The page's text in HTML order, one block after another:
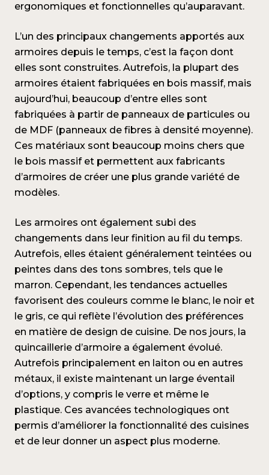
ergonomiques et fonctionnelles qu’auparavant.
L’un des principaux changements apportés aux
armoires depuis le temps, c’est la façon dont
elles sont construites. Autrefois, la plupart des
armoires étaient fabriquées en bois massif, mais
aujourd’hui, beaucoup d’entre elles sont
fabriquées à partir de panneaux de particules ou
de MDF (panneaux de fibres à densité moyenne).
Ces matériaux sont beaucoup moins chers que
le bois massif et permettent aux fabricants
d’armoires de créer une plus grande variété de
modèles.
Les armoires ont également subi des
changements dans leur finition au fil du temps.
Autrefois, elles étaient généralement teintées ou
peintes dans des tons sombres, tels que le
marron. Cependant, les tendances actuelles
favorisent des couleurs comme le blanc, le noir et
le gris, ce qui reflète l’évolution des préférences
en matière de design de cuisine. De nos jours, la
quincaillerie d’armoire a également évolué.
Autrefois principalement en laiton ou en autres
métaux, il existe maintenant un large éventail
d’options, y compris le verre et même le
plastique. Ces avancées technologiques ont
permis d’améliorer la fonctionnalité des cuisines
et de leur donner un aspect plus moderne.